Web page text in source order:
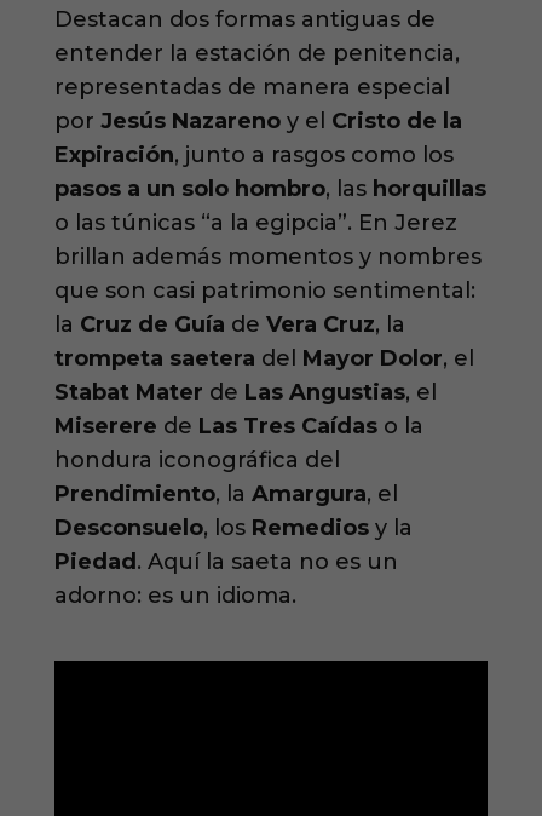
Destacan dos formas antiguas de
entender la estación de penitencia,
representadas de manera especial
por Jesús Nazarenoy el Cristo de la
Expiración, junto a rasgos como los
pasos a un solo hombro, las horquillas
o las túnicas “a la egipcia”. En Jerez
brillan además momentos y nombres
que son casi patrimonio sentimental:
la Cruz de Guía de Vera Cruz, la
trompeta saetera del Mayor Dolor, el
Stabat Mater de Las Angustias, el
Miserere de Las Tres Caídaso la
hondura iconográfica del
Prendimiento, la Amargura, el
Desconsuelo, los Remediosy la
Piedad . Aquí la saeta no es un
adorno: es un idioma.